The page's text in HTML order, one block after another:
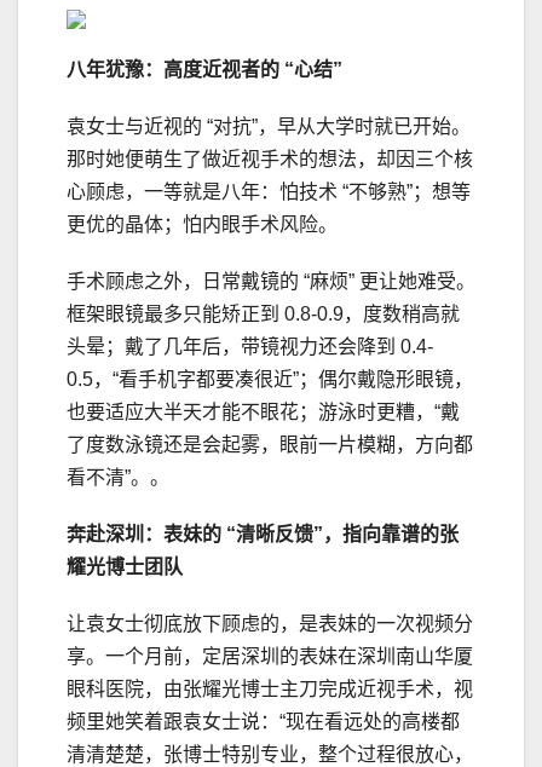
八年犹豫：高度近视者的 “心结”
袁女士与近视的 “对抗”，早从大学时就已开始。
那时她便萌生了做近视手术的想法，却因三个核
心顾虑，一等就是八年：怕技术 “不够熟”；想等
更优的晶体；怕内眼手术风险。
手术顾虑之外，日常戴镜的 “麻烦” 更让她难受。
框架眼镜最多只能矫正到 0.8-0.9，度数稍高就
头晕；戴了几年后，带镜视力还会降到 0.4-
0.5，“看手机字都要凑很近”；偶尔戴隐形眼镜，
也要适应大半天才能不眼花；游泳时更糟，“戴
了度数泳镜还是会起雾，眼前一片模糊，方向都
看不清”。。
奔赴深圳：表妹的 “清晰反馈”，指向靠谱的张
耀光博士团队
让袁女士彻底放下顾虑的，是表妹的一次视频分
享。一个月前，定居深圳的表妹在深圳南山华厦
眼科医院，由张耀光博士主刀完成近视手术，视
频里她笑着跟袁女士说：“现在看远处的高楼都
清清楚楚，张博士特别专业，整个过程很放心，